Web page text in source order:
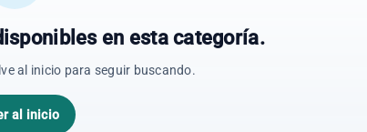
en esta categoría.
al inicio para seguir buscando.
al inicio